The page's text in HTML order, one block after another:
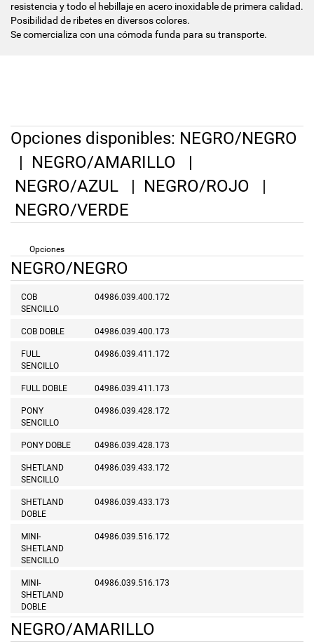
resistencia y todo el hebillaje en acero inoxidable de primera calidad.
Posibilidad de ribetes en diversos colores.
Se comercializa con una cómoda funda para su transporte.
Opciones disponibles: NEGRO/NEGRO
| NEGRO/AMARILLO |
NEGRO/AZUL | NEGRO/ROJO |
NEGRO/VERDE
Opciones
NEGRO/NEGRO
COB
SENCILLO
04986.039.400.172
COB DOBLE 04986.039.400.173
FULL
SENCILLO
04986.039.411.172
FULL DOBLE 04986.039.411.173
PONY
SENCILLO
04986.039.428.172
PONY DOBLE 04986.039.428.173
SHETLAND
SENCILLO
04986.039.433.172
SHETLAND
DOBLE
04986.039.433.173
MINI-
SHETLAND
SENCILLO
04986.039.516.172
MINI-
SHETLAND
DOBLE
04986.039.516.173
NEGRO/AMARILLO